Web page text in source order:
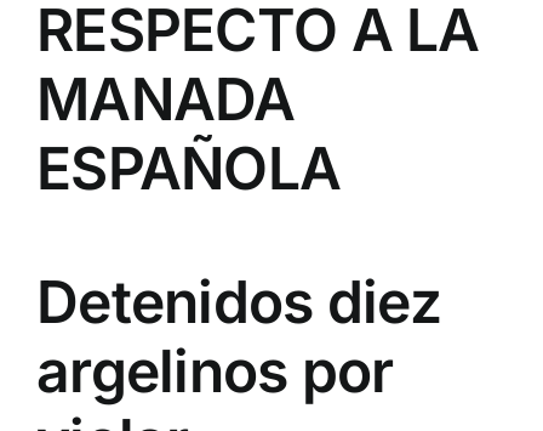
RESPECTO A LA
MANADA
ESPAÑOLA
Detenidos diez
argelinos por